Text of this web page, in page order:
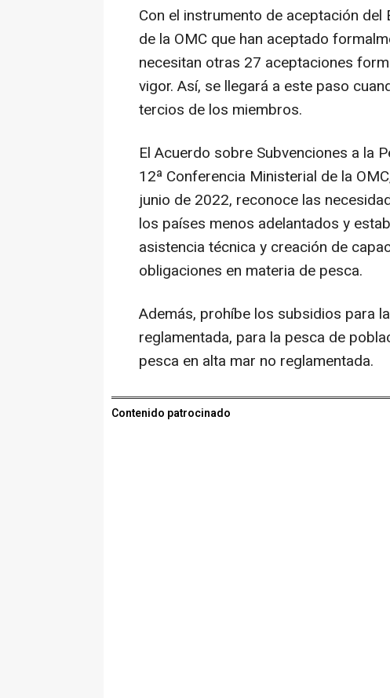
Con el instrumento de aceptación
de la OMC que han aceptado
necesitan otras 27 aceptaciones
vigor. Así, se llegará a este paso
tercios de los miembros.
El Acuerdo sobre Subvenciones a la
12ª Conferencia Ministerial de la
junio de 2022, reconoce las
los países menos adelantados y
asistencia técnica y creación de
obligaciones en materia de pesca.
Además, prohíbe los subsidios para
reglamentada, para la pesca de
pesca en alta mar no reglamentada.
Contenido patrocinado